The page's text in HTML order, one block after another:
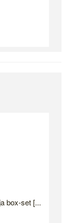
box-set [...